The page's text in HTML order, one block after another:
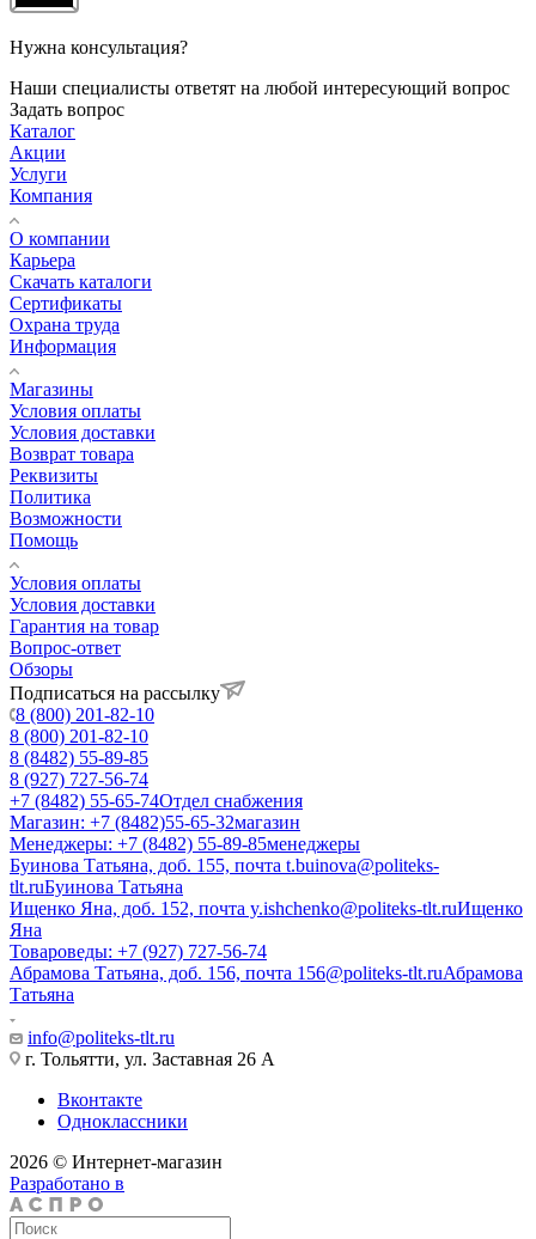
Нужна консультация?
Наши специалисты ответят на любой интересующий вопрос
Задать вопрос
Каталог
Акции
Услуги
Компания
О компании
Карьера
Cкачать каталоги
Сертификаты
Охрана труда
Информация
Магазины
Условия оплаты
Условия доставки
Возврат товара
Реквизиты
Политика
Возможности
Помощь
Условия оплаты
Условия доставки
Гарантия на товар
Вопрос-ответ
Обзоры
Подписаться на рассылку
8 (800) 201-82-10
8 (800) 201-82-10
8 (8482) 55-89-85
8 (927) 727-56-74
+7 (8482) 55-65-74Отдел снабжения
Магазин: +7 (8482)55-65-32магазин
Менеджеры: +7 (8482) 55-89-85менеджеры
Буинова Татьяна, доб. 155, почта t.buinova@politeks-
tlt.ruБуинова Татьяна
Ищенко Яна, доб. 152, почта y.ishchenko@politeks-tlt.ruИщенко
Яна
Товароведы: +7 (927) 727-56-74
Абрамова Татьяна, доб. 156, почта 156@politeks-tlt.ruАбрамова
Татьяна
info@politeks-tlt.ru
г. Тольятти, ул. Заставная 26 А
Вконтакте
Одноклассники
2026 © Интернет-магазин
Разработано в